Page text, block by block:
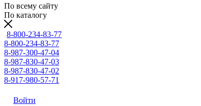
По всему сайту
По каталогу
8-800-234-83-77
8-800-234-83-77
8-987-300-47-04
8-987-830-47-03
8-987-830-47-02
8-917-980-57-71
Войти